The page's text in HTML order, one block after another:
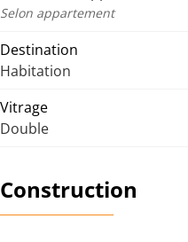
Selon appartement
Destination
Habitation
Vitrage
Double
Construction